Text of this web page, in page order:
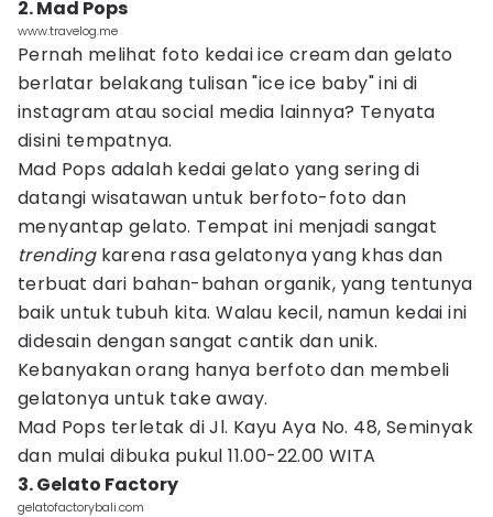
2. Mad Pops
www.travelog.me
Pernah melihat foto kedai ice cream dan gelato
berlatar belakang tulisan "ice ice baby" ini di
instagram atau social media lainnya? Tenyata
disini tempatnya.
Mad Pops adalah kedai gelato yang sering di
datangi wisatawan untuk berfoto-foto dan
menyantap gelato. Tempat ini menjadi sangat
trendingkarena rasa gelatonya yang khas dan
terbuat dari bahan-bahan organik, yang tentunya
baik untuk tubuh kita. Walau kecil, namun kedai ini
didesain dengan sangat cantik dan unik.
Kebanyakan orang hanya berfoto dan membeli
gelatonya untuk take away.
Mad Pops terletak di Jl. Kayu Aya No. 48, Seminyak
dan mulai dibuka pukul 11.00-22.00 WITA
3. Gelato Factory
gelatofactorybali.com